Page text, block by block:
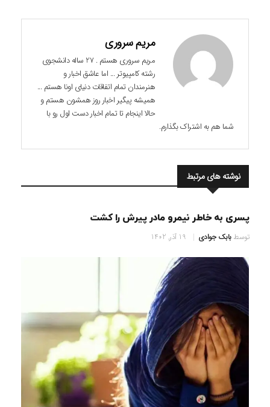
مریم سروری
مریم سروری هستم . 27 ساله دانشجوی
رشته کامپیوتر ... اما عاشق اخبار و
هنرمندان تمام اتفاقات دنیای اونا هستم ...
همیشه پیگیر اخبار روز همشون هستم و
حالا اینجام تا تمام اخبار دست اول رو با
شما هم به اشتراک بگذارم.
نوشته های مرتبط
پسری به خاطر نیمرو مادر پیرش را کشت
توسطبابک جوادی 19 آذر, 1402